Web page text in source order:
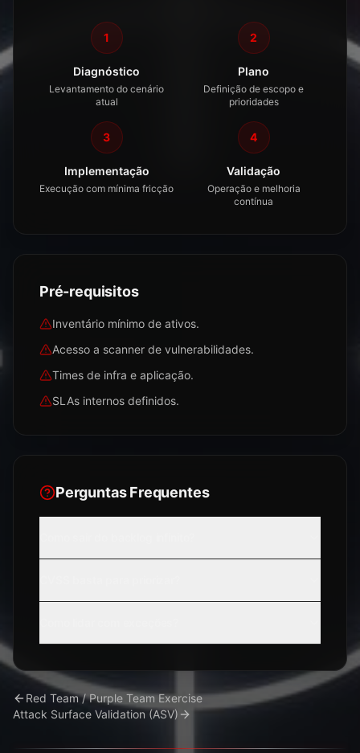
1
Diagnóstico
Levantamento do cenário
atual
2
Plano
Definição de escopo e
prioridades
3
Implementação
Execução com mínima fricção
4
Validação
Operação e melhoria
contínua
Pré-requisitos
Inventário mínimo de ativos.
Acesso a scanner de vulnerabilidades.
Times de infra e aplicação.
SLAs internos definidos.
Perguntas Frequentes
Red Team / Purple Team Exercise
Attack Surface Validation (ASV)